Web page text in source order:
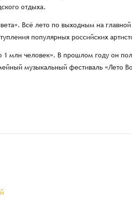
отдыха.
Всё лето по выходным на
популярных российских
млн человек». В прошлом году он
музыкальный фестиваль «Лето